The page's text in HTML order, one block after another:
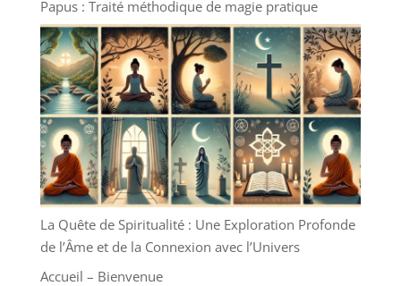
Papus : Traité méthodique de magie pratique
La Quête de Spiritualité : Une Exploration Profonde
de l’Âme et de la Connexion avec l’Univers
Accueil – Bienvenue